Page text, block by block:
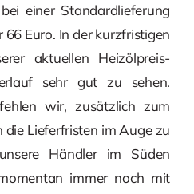
einer Standardlieferung
Euro. In der kurzfristigen
aktuellen Heizölpreis-
sehr gut zu sehen.
wir, zusätzlich zum
die Lieferfristen im Auge zu
Händler im Süden
immer noch mit